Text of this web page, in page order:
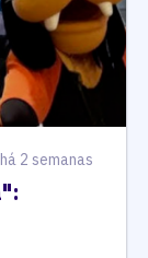
há 2 semanas